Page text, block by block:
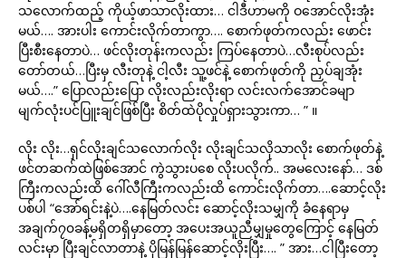
သလောက်ထည့် ကိုယ့်ဖာသာလိုးထား… ငါဒီဟာမကို ဝအောင်လိုးအုံး
မယ်…. အားပါး ကောင်းလိုက်တာကွာ…. စောက်ဖုတ်ကလည်း ဖောင်း
ပြီးစီးနေတာပဲ… ဖင်လိုးတုန်းကလည်း ကြပ်နေတာပဲ…လီးစုပ်လည်း
တော်တယ်…ပြီးမှ လီးတုနဲ့ ငါ့လီး သူ့ဖင်နဲ့ စောက်ဖုတ်ကို ညှပ်ချအုံး
မယ်….” ပြောလည်းပြော လိုးလည်းလိုးရာ လင်းလက်အောင်ခမျာ
မျက်လုံးပင်ပြူးချင်ဖြစ်ပြီး စိတ်ထဲပိုလှုပ်ရှားသွားကာ… ” ။
လိုး လိုး…ရှင်လိုးချင်သလောက်လိုး လိုးချင်သလိုသာလိုး စောက်ဖုတ်နဲ့
ဖင်တဆက်ထဲဖြစ်အောင် ကွဲသွားပစေ လိုးပလိုက်.. အမလေးနော်… ဒစ်
ကြီးကလည်းထိ ဂေါ်လီကြီးကလည်းထိ ကောင်းလိုက်တာ….ဆောင့်လိုး
ပစ်ပါ “အော်ရင်းနဲ့ပဲ….နေမြတ်လင်း ဆောင့်လိုးသမျှကို ခံနေရာမှ
အချက်၇၀ခန့်မရှိတရှိမှာတော့ အပေးအယူညီမျှမှုတွေကြောင့် နေမြတ်
လင်းမှာ ပြီးချင်လာတာနဲ့ ပိုမြန်မြန်ဆောင့်လိုးပြီး…. ” အား…ငါပြီးတော့